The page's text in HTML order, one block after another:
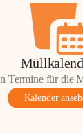
Termine für die
Kalender